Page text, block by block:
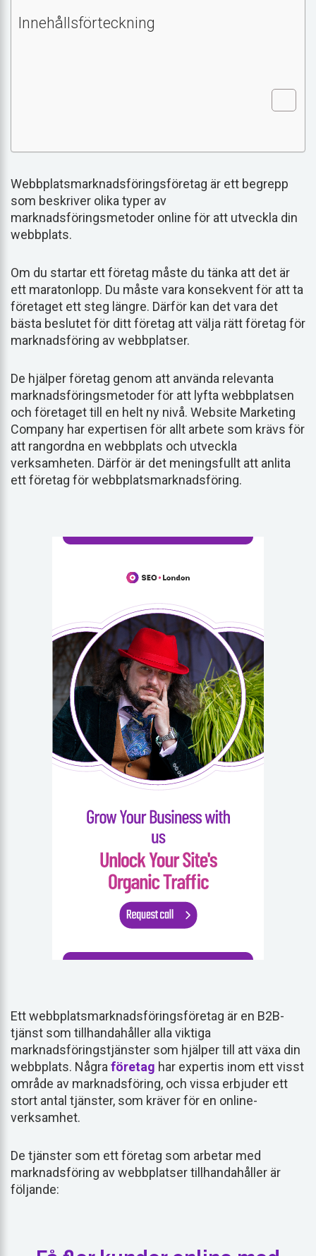
Innehållsförteckning
Webbplatsmarknadsföringsföretag är ett begrepp
som beskriver olika typer av
marknadsföringsmetoder online för att utveckla din
webbplats.
Om du startar ett företag måste du tänka att det är
ett maratonlopp. Du måste vara konsekvent för att ta
företaget ett steg längre. Därför kan det vara det
bästa beslutet för ditt företag att välja rätt företag för
marknadsföring av webbplatser.
De hjälper företag genom att använda relevanta
marknadsföringsmetoder för att lyfta webbplatsen
och företaget till en helt ny nivå. Website Marketing
Company har expertisen för allt arbete som krävs för
att rangordna en webbplats och utveckla
verksamheten. Därför är det meningsfullt att anlita
ett företag för webbplatsmarknadsföring.
Ett webbplatsmarknadsföringsföretag är en B2B-
tjänst som tillhandahåller alla viktiga
marknadsföringstjänster som hjälper till att växa din
webbplats. Någraföretag har expertis inom ett visst
område av marknadsföring, och vissa erbjuder ett
stort antal tjänster, som kräver för en online-
verksamhet.
De tjänster som ett företag som arbetar med
marknadsföring av webbplatser tillhandahåller är
följande: